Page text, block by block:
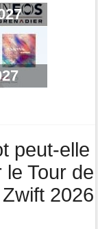
07:00
à la TV ?
Pogacar ?
de la clavicule
allemand
peut-elle
Tour de
2026